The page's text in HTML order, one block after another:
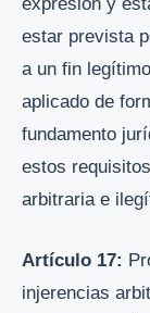
estar prevista
a un fin
aplicado de
fundamento
estos
arbitraria e
Artículo 17:
injerencias